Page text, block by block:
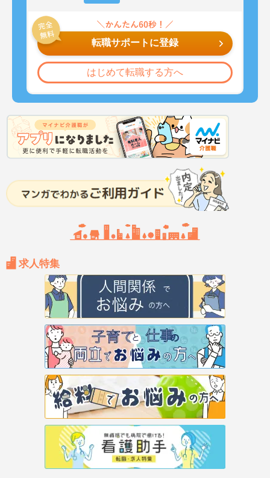
転職サポートに登録
はじめて転職する方へ
求人特集